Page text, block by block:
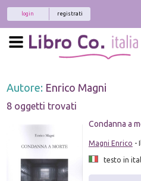
registrati
login
Autore: Enrico Magni
8 oggetti trovati
Condanna a
Magni Enrico -
testo in